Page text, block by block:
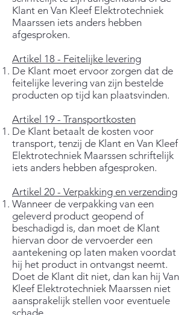
Klant en Van Kleef Elektrotechniek
Maarssen iets anders hebben
afgesproken.
Artikel 18 - Feitelijke levering
De Klant moet ervoor zorgen dat de
feitelijke levering van zijn bestelde
producten op tijd kan plaatsvinden.
Artikel 19 - Transportkosten
De Klant betaalt de kosten voor
transport, tenzij de Klant en Van Kleef
Elektrotechniek Maarssen schriftelijk
iets anders hebben afgesproken.
Artikel 20 - Verpakking en verzending
Wanneer de verpakking van een
geleverd product geopend of
beschadigd is, dan moet de Klant
hiervan door de vervoerder een
aantekening op laten maken voordat
hij het product in ontvangst neemt.
Doet de Klant dit niet, dan kan hij Van
Kleef Elektrotechniek Maarssen niet
aansprakelijk stellen voor eventuele
schade.